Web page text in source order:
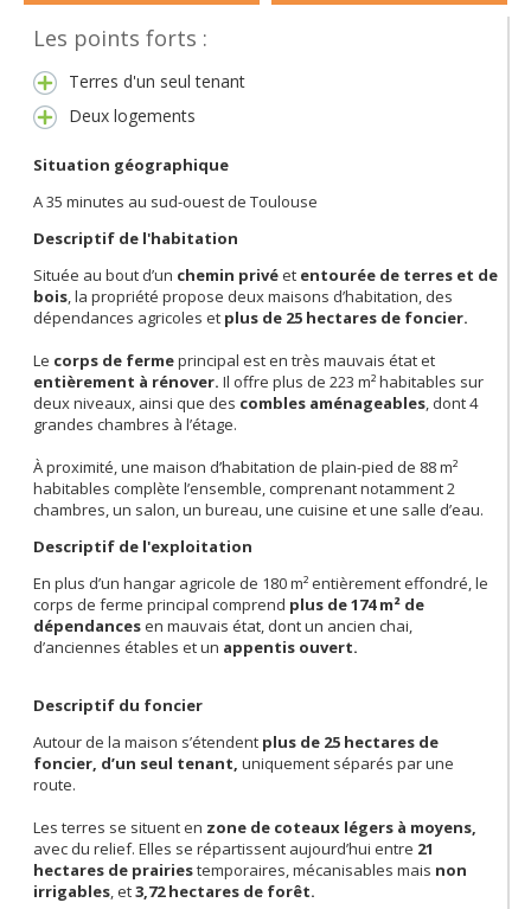
Les points forts :
Terres d'un seul tenant
Deux logements
Situation géographique
A 35 minutes au sud-ouest de Toulouse
Descriptif de l'habitation
Située au bout d’un chemin privéet entourée de terres et de
bois, la propriété propose deux maisons d’habitation, des
dépendances agricoles et plus de 25 hectares de foncier.
Le corps de fermeprincipal est en très mauvais état et
entièrement à rénover. Il offre plus de 223 m² habitables sur
deux niveaux, ainsi que des combles aménageables, dont 4
grandes chambres à l’étage.
À proximité, une maison d’habitation de plain-pied de 88 m²
habitables complète l’ensemble, comprenant notamment 2
chambres, un salon, un bureau, une cuisine et une salle d’eau.
Descriptif de l'exploitation
En plus d’un hangar agricole de 180 m² entièrement effondré, le
corps de ferme principal comprend plus de 174 m² de
dépendancesen mauvais état, dont un ancien chai,
d’anciennes étables et un appentis ouvert.
Descriptif du foncier
Autour de la maison s’étendent plus de 25 hectares de
foncier, d’un seul tenant, uniquement séparés par une
route.
Les terres se situent en zone de coteaux légers à moyens,
avec du relief. Elles se répartissent aujourd’hui entre 21
hectares de prairiestemporaires, mécanisables mais non
irrigables, et3,72 hectares de forêt.